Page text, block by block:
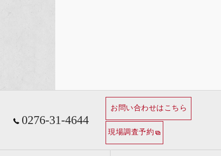
0276-31-4644
お問い合わせはこちら
現場調査予約